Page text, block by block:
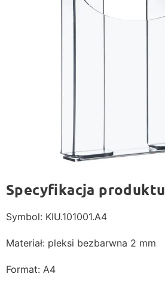
Specyfikacja produktu
Symbol: KIU.101001.A4
Materiał: pleksi bezbarwna 2 mm
Format: A4